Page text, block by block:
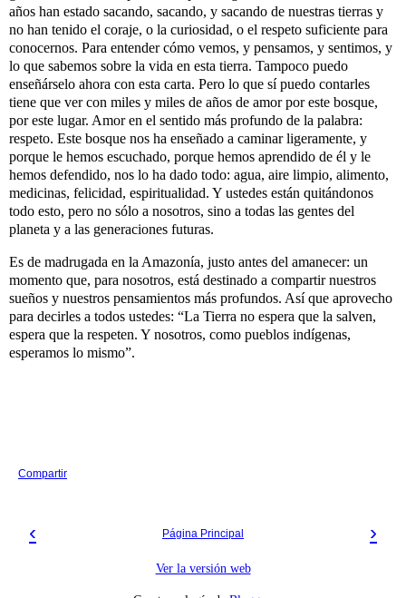
años han estado sacando, sacando, y sacando de nuestras tierras y
no han tenido el coraje, o la curiosidad, o el respeto suficiente para
conocernos. Para entender cómo vemos, y pensamos, y sentimos, y
lo que sabemos sobre la vida en esta tierra. Tampoco puedo
enseñárselo ahora con esta carta. Pero lo que sí puedo contarles
tiene que ver con miles y miles de años de amor por este bosque,
por este lugar. Amor en el sentido más profundo de la palabra:
respeto. Este bosque nos ha enseñado a caminar ligeramente, y
porque le hemos escuchado, porque hemos aprendido de él y le
hemos defendido, nos lo ha dado todo: agua, aire limpio, alimento,
medicinas, felicidad, espiritualidad. Y ustedes están quitándonos
todo esto, pero no sólo a nosotros, sino a todas las gentes del
planeta y a las generaciones futuras.
Es de madrugada en la Amazonía, justo antes del amanecer: un
momento que, para nosotros, está destinado a compartir nuestros
sueños y nuestros pensamientos más profundos. Así que aprovecho
para decirles a todos ustedes: “La Tierra no espera que la salven,
espera que la respeten. Y nosotros, como pueblos indígenas,
esperamos lo mismo”.
Compartir
‹ ›
Página Principal
Ver la versión web